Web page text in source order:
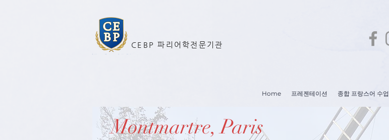
CEBP 파리어학전문기관
Home 프레젠테이션 종합 프랑스어 수업
Montmartre, Paris